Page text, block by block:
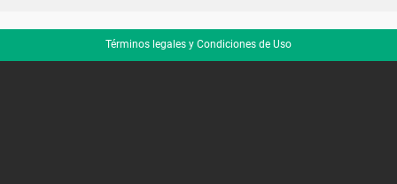
Términos legales y Condiciones de Uso